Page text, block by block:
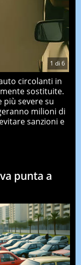
1 di 6
circolanti in
sostituite.
più severe su
milioni di
sanzioni e
punta a